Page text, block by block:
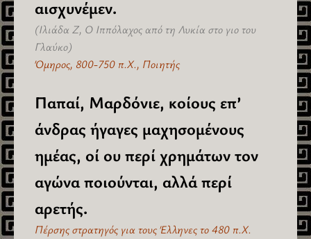
αισχυνέμεν.
(Ιλιάδα Ζ, Ο Ιππόλαχος από τη Λυκία στο γιο του
Γλαύκο)
Όμηρος, 800-750 π.Χ., Ποιητής
Παπαί, Μαρδόνιε, κοίους επ’
άνδρας ήγαγες μαχησομένους
ημέας, οί ου περί χρημάτων τον
αγώνα ποιούνται, αλλά περί
αρετής.
Πέρσης στρατηγός για τους Έλληνες το 480 π.Χ.